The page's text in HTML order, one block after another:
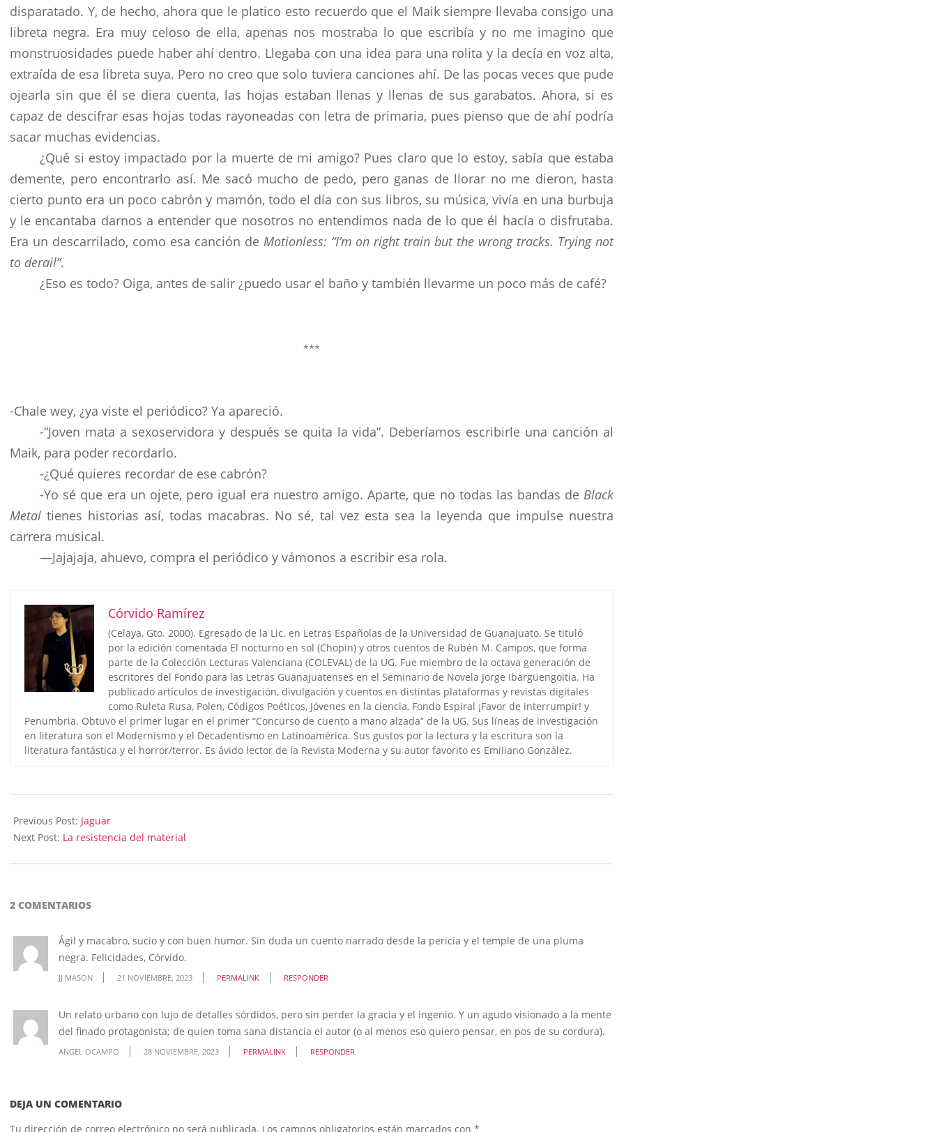
disparatado. Y, de hecho, ahora que le platico esto recuerdo que el Maik siempre llevaba consigo una
libreta negra. Era muy celoso de ella, apenas nos mostraba lo que escribía y no me imagino que
monstruosidades puede haber ahí dentro. Llegaba con una idea para una rolita y la decía en voz alta,
extraída de esa libreta suya. Pero no creo que solo tuviera canciones ahí. De las pocas veces que pude
ojearla sin que él se diera cuenta, las hojas estaban llenas y llenas de sus garabatos. Ahora, si es
capaz de descifrar esas hojas todas rayoneadas con letra de primaria, pues pienso que de ahí podría
sacar muchas evidencias.
¿Qué si estoy impactado por la muerte de mi amigo? Pues claro que lo estoy, sabía que estaba
demente, pero encontrarlo así. Me sacó mucho de pedo, pero ganas de llorar no me dieron, hasta
cierto punto era un poco cabrón y mamón, todo el día con sus libros, su música, vivía en una burbuja
y le encantaba darnos a entender que nosotros no entendimos nada de lo que él hacía o disfrutaba.
Era un descarrilado, como esa canción de Motionless: “I’m on right train but the wrong tracks. Trying not
to derail”.
¿Eso es todo? Oiga, antes de salir ¿puedo usar el baño y también llevarme un poco más de café?
***
-Chale wey, ¿ya viste el periódico? Ya apareció.
-“Joven mata a sexoservidora y después se quita la vida”. Deberíamos escribirle una canción al
Maik, para poder recordarlo.
-¿Qué quieres recordar de ese cabrón?
-Yo sé que era un ojete, pero igual era nuestro amigo. Aparte, que no todas las bandas de Black
Metal tienes historias así, todas macabras. No sé, tal vez esta sea la leyenda que impulse nuestra
carrera musical.
—Jajajaja, ahuevo, compra el periódico y vámonos a escribir esa rola.
Córvido Ramírez
(Celaya, Gto. 2000). Egresado de la Lic. en Letras Españolas de la Universidad de Guanajuato. Se tituló
por la edición comentada El nocturno en sol (Chopin) y otros cuentos de Rubén M. Campos, que forma
parte de la Colección Lecturas Valenciana (COLEVAL) de la UG. Fue miembro de la octava generación de
escritores del Fondo para las Letras Guanajuatenses en el Seminario de Novela Jorge Ibargüengoitia. Ha
publicado artículos de investigación, divulgación y cuentos en distintas plataformas y revistas digitales
como Ruleta Rusa, Polen, Códigos Poéticos, Jóvenes en la ciencia, Fondo Espiral ¡Favor de interrumpir! y
Penumbria. Obtuvo el primer lugar en el primer “Concurso de cuento a mano alzada” de la UG. Sus líneas de investigación
en literatura son el Modernismo y el Decadentismo en Latinoamérica. Sus gustos por la lectura y la escritura son la
literatura fantástica y el horror/terror. Es ávido lector de la Revista Moderna y su autor favorito es Emiliano González.
11-
20
Previous Post: Jaguar
Next Post: La resistencia del material
2 COMENTARIOS
Ágil y macabro, sucio y con buen humor. Sin duda un cuento narrado desde la pericia y el temple de una pluma
negra. Felicidades, Córvido.
JJ MASON 21 NOVIEMBRE, 2023 PERMALINK RESPONDER
Un relato urbano con lujo de detalles sórdidos, pero sin perder la gracia y el ingenio. Y un agudo visionado a la mente
del finado protagonista; de quien toma sana distancia el autor (o al menos eso quiero pensar, en pos de su cordura).
ANGEL OCAMPO 28 NOVIEMBRE, 2023 PERMALINK RESPONDER
DEJA UN COMENTARIO
Tu dirección de correo electrónico no será publicada. Los campos obligatorios están marcados con *